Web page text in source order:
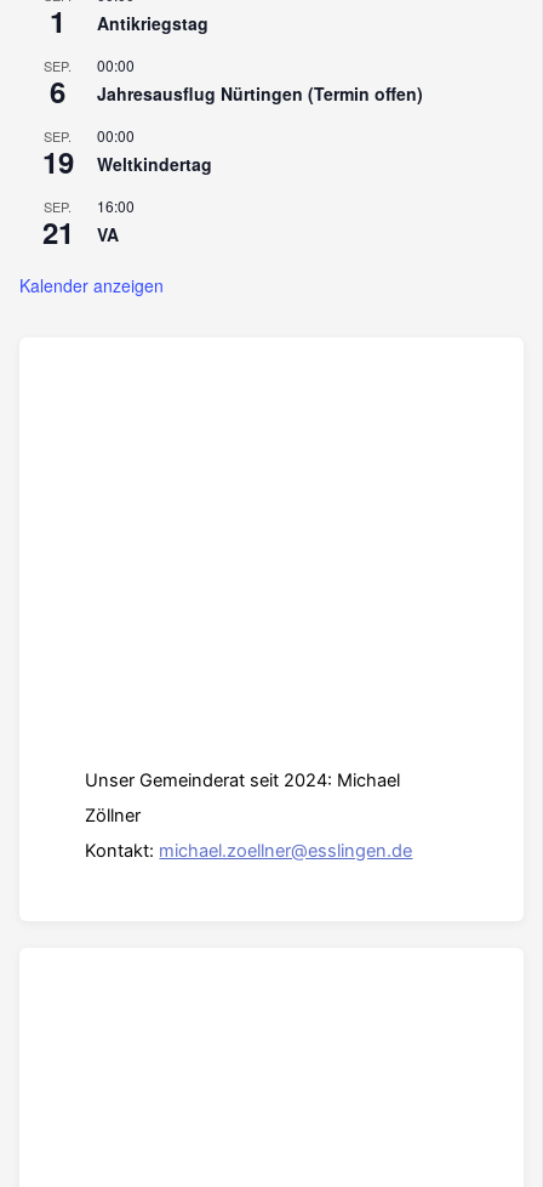
1 Antikriegstag
SEP.
6
00:00
Jahresausflug Nürtingen (Termin offen)
SEP.
19
00:00
Weltkindertag
SEP.
21
16:00
VA
Kalender anzeigen
Unser Gemeinderat seit 2024: Michael
Zöllner
Kontakt: michael.zoellner@esslingen.de